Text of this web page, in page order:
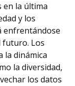
en la última
y los
enfrentándose
futuro. Los
la dinámica
la diversidad,
los datos